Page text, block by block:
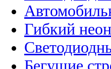
Гибкий